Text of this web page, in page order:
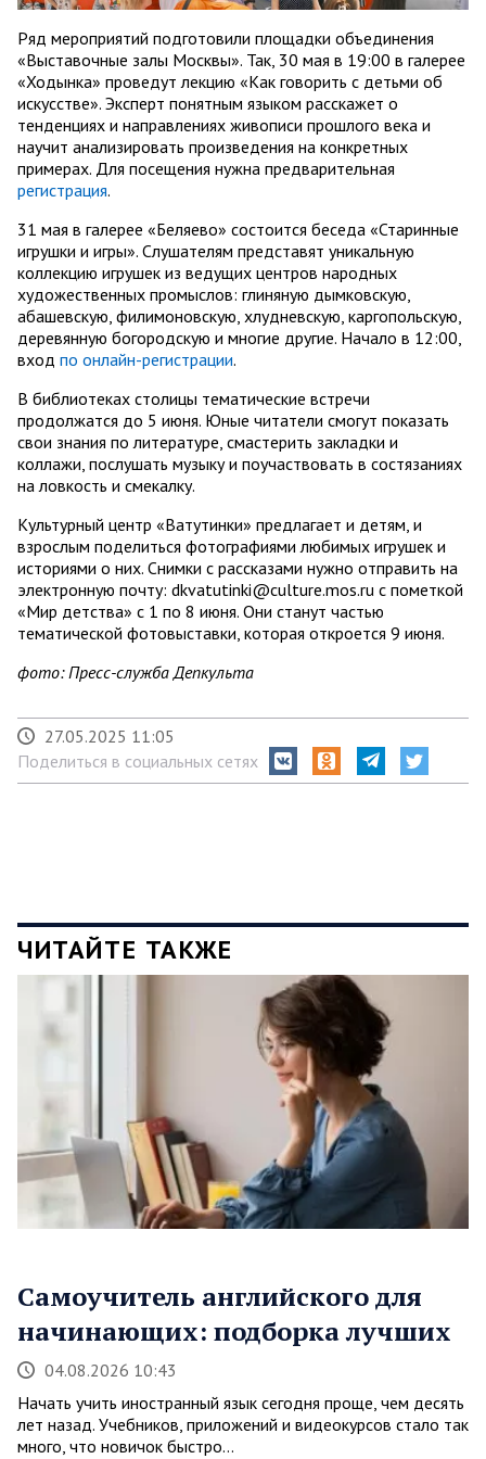
Ряд мероприятий подготовили площадки объединения
«Выставочные залы Москвы». Так, 30 мая в 19:00 в галерее
«Ходынка» проведут лекцию «Как говорить с детьми об
искусстве». Эксперт понятным языком расскажет о
тенденциях и направлениях живописи прошлого века и
научит анализировать произведения на конкретных
примерах. Для посещения нужна предварительная
регистрация.
31 мая в галерее «Беляево» состоится беседа «Старинные
игрушки и игры». Слушателям представят уникальную
коллекцию игрушек из ведущих центров народных
художественных промыслов: глиняную дымковскую,
абашевскую, филимоновскую, хлудневскую, каргопольскую,
деревянную богородскую и многие другие. Начало в 12:00,
вход по онлайн-регистрации.
В библиотеках столицы тематические встречи
продолжатся до 5 июня. Юные читатели смогут показать
свои знания по литературе, смастерить закладки и
коллажи, послушать музыку и поучаствовать в состязаниях
на ловкость и смекалку.
Культурный центр «Ватутинки» предлагает и детям, и
взрослым поделиться фотографиями любимых игрушек и
историями о них. Снимки с рассказами нужно отправить на
электронную почту: dkvatutinki@culture.mos.ru с пометкой
«Мир детства» с 1 по 8 июня. Они станут частью
тематической фотовыставки, которая откроется 9 июня.
фото: Пресс-служба Депкульта
27.05.2025 11:05
Поделиться в социальных сетях
ЧИТАЙТЕ ТАКЖЕ
Самоучитель английского для
начинающих: подборка лучших
04.08.2026 10:43
Начать учить иностранный язык сегодня проще, чем десять
лет назад. Учебников, приложений и видеокурсов стало так
много, что новичок быстро…